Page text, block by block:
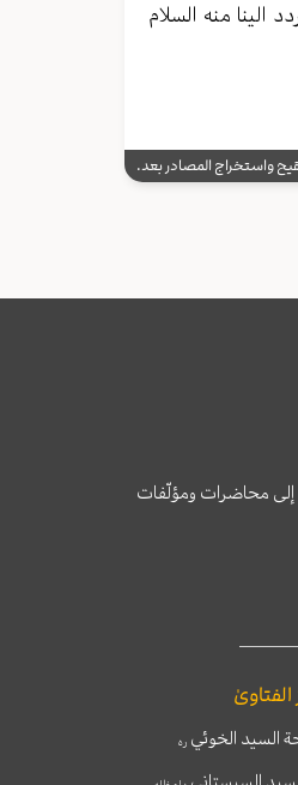
الينا منه السلام
واستخراج المصادر بعد.
إلى محاضرات ومؤلّفات
الفتاوىٰ
السيد الخوئي ره